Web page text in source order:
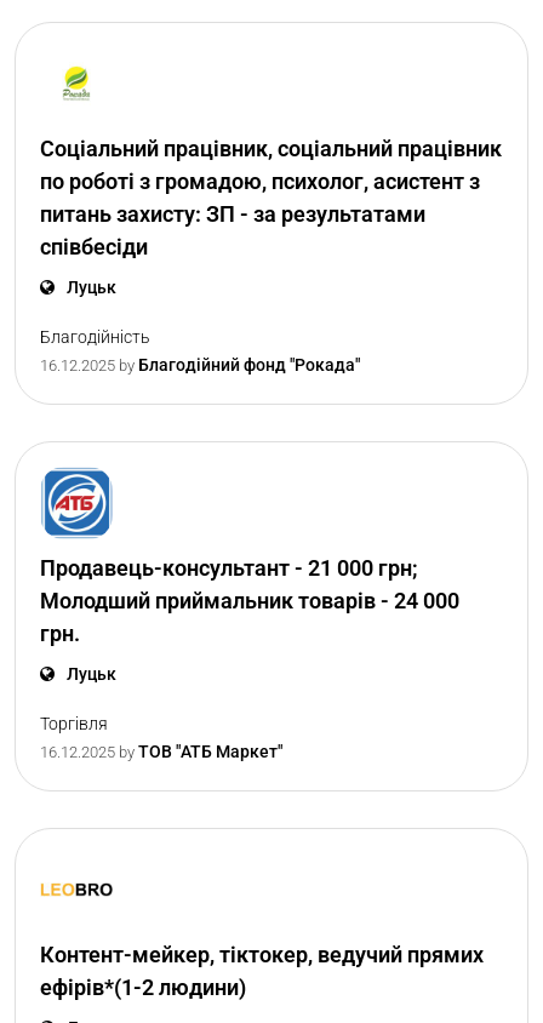
Соціальний працівник, соціальний працівник
по роботі з громадою, психолог, асистент з
питань захисту: ЗП - за результатами
співбесіди
Луцьк
Благодійність
16.12.2025 by Благодійний фонд "Рокада"
Продавець-консультант - 21 000 грн;
Молодший приймальник товарів - 24 000
грн.
Луцьк
Торгівля
16.12.2025 by ТОВ "АТБ Маркет"
Контент-мейкер, тіктокер, ведучий прямих
ефірів*(1-2 людини)